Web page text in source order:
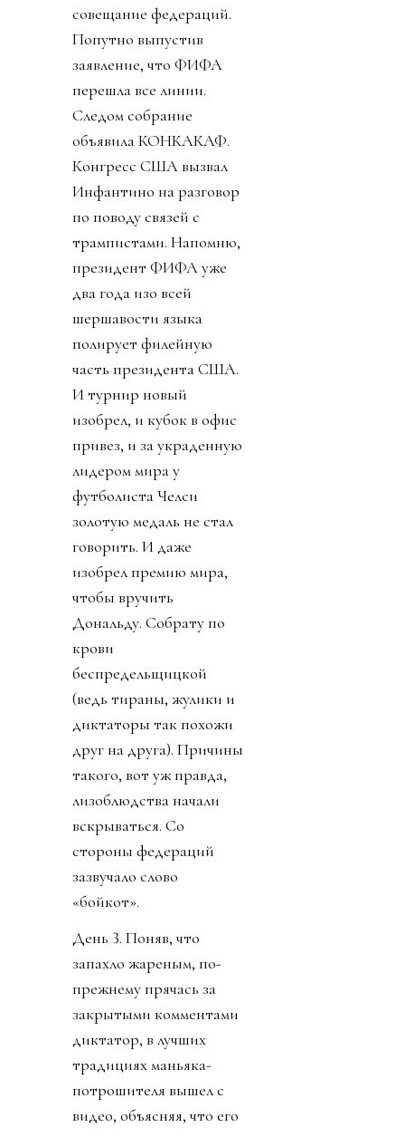
совещание федераций.
Попутно выпустив
заявление, что ФИФА
перешла все линии.
Следом собрание
объявила КОНКАКАФ.
Конгресс США вызвал
Инфантино на разговор
по поводу связей с
трампистами. Напомню,
президент ФИФА уже
два года изо всей
шершавости языка
полирует филейную
часть президента США.
И турнир новый
изобрел, и кубок в офис
привез, и за украденную
лидером мира у
футболиста Челси
золотую медаль не стал
говорить. И даже
изобрел премию мира,
чтобы вручить
Дональду. Собрату по
крови
беспредельщицкой
(ведь тираны, жулики и
диктаторы так похожи
друг на друга). Причины
такого, вот уж правда,
лизоблюдства начали
вскрываться. Со
стороны федераций
зазвучало слово
«бойкот».
День 3. Поняв, что
запахло жареным, по-
прежнему прячась за
закрытыми комментами
диктатор, в лучших
традициях маньяка-
потрошителя вышел с
видео, объясняя, что его